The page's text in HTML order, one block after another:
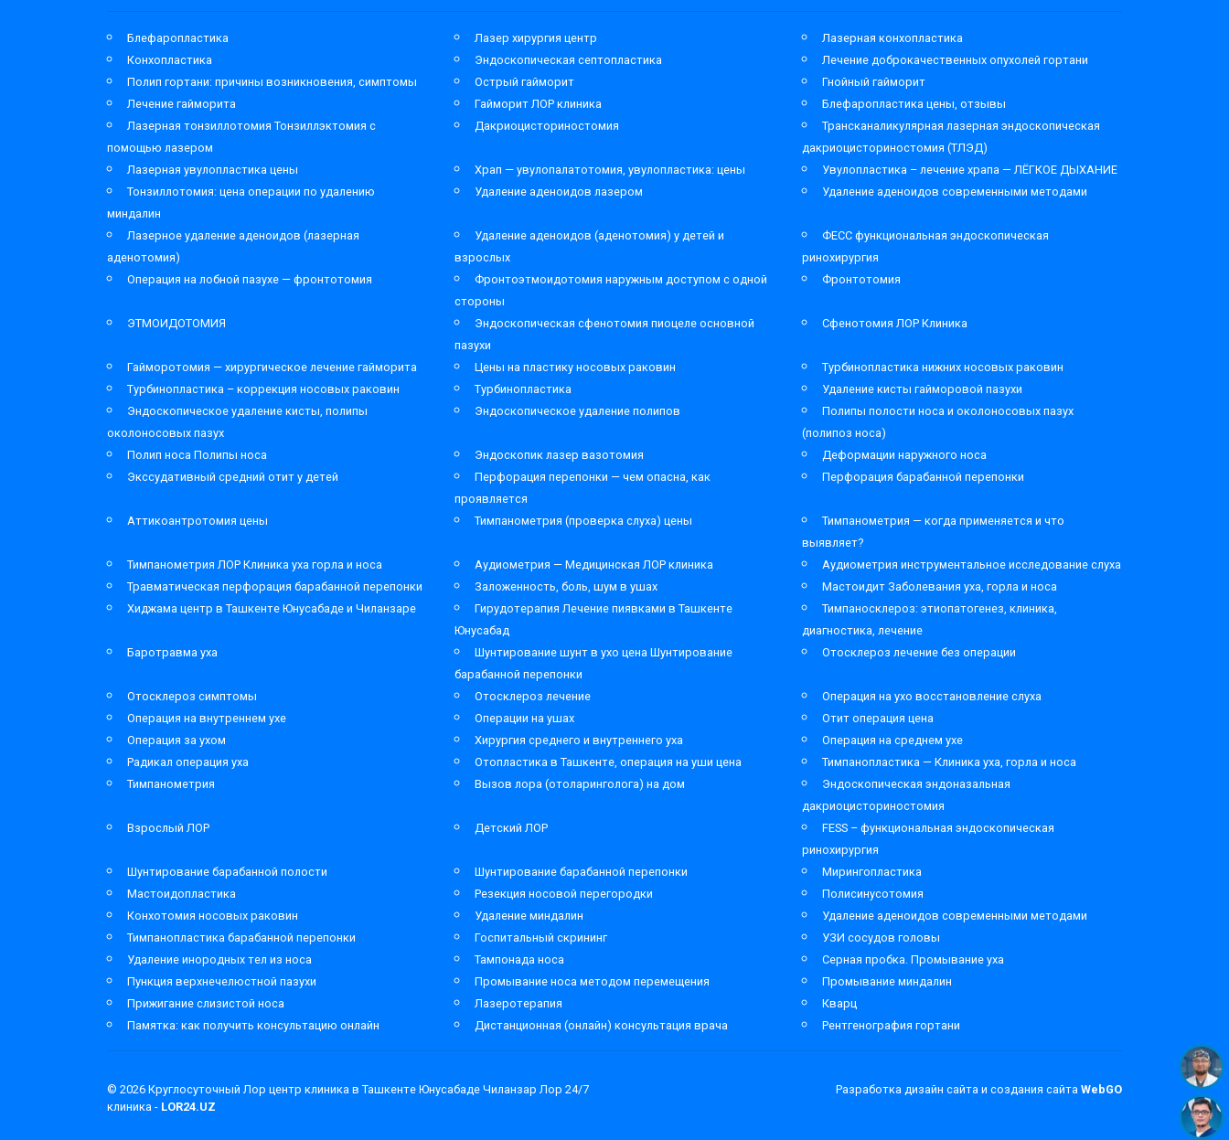
Блефаропластика Лазер хирургия центр
Лазерная конхопластика
Конхопластика
Эндоскопическая септопластика
Лечение доброкачественных опухолей гортани
Полип гортани: причины возникновения, симптомы
Острый гайморит
Гнойный гайморит
Лечение гайморита
Гайморит ЛОР клиника
Блефаропластика цены, отзывы
Лазерная тонзиллотомия Тонзиллэктомия с
помощью лазером
Дакриоцисториностомия
Трансканаликулярная лазерная эндоскопическая
дакриоцисториностомия (ТЛЭД)
Лазерная увулопластика цены
Храп — увулопалатотомия, увулопластика: цены
Увулопластика – лечение храпа — ЛЁГКОЕ ДЫХАНИЕ
Тонзиллотомия: цена операции по удалению
миндалин
Удаление аденоидов лазером Удаление аденоидов современными методами
Лазерное удаление аденоидов (лазерная
аденотомия)
Удаление аденоидов (аденотомия) у детей и
взрослых
ФЕСС функциональная эндоскопическая
ринохирургия
Операция на лобной пазухе — фронтотомия
Фронтоэтмоидотомия наружным доступом с одной
стороны
Фронтотомия
ЭТМОИДОТОМИЯ
Эндоскопическая сфенотомия пиоцеле основной
пазухи
Сфенотомия ЛОР Клиника
Гайморотомия — хирургическое лечение гайморита Цены на пластику носовых раковин
Турбинопластика нижних носовых раковин
Турбинопластика – коррекция носовых раковин
Турбинопластика
Удаление кисты гайморовой пазухи
Эндоскопическое удаление кисты, полипы
околоносовых пазух
Эндоскопическое удаление полипов
Полипы полости носа и околоносовых пазух
(полипоз носа)
Полип носа Полипы носа
Эндоскопик лазер вазотомия
Деформации наружного носа
Экссудативный средний отит у детей
Перфорация перепонки — чем опасна, как
проявляется
Перфорация барабанной перепонки
Аттикоантротомия цены Тимпанометрия (проверка слуха) цены
Тимпанометрия — когда применяется и что
выявляет?
Тимпанометрия ЛОР Клиника уха горла и носа
Аудиометрия — Медицинская ЛОР клиника
Аудиометрия инструментальное исследование слуха
Травматическая перфорация барабанной перепонки
Заложенность, боль, шум в ушах
Мастоидит Заболевания уха, горла и носа
Хиджама центр в Ташкенте Юнусабаде и Чиланзаре
Гирудотерапия Лечение пиявками в Ташкенте
Юнусабад
Тимпаносклероз: этиопатогенез, клиника,
диагностика, лечение
Баротравма уха
Шунтирование шунт в ухо цена Шунтирование
барабанной перепонки
Отосклероз лечение без операции
Отосклероз симптомы Отосклероз лечение
Операция на ухо восстановление слуха
Операция на внутреннем ухе
Операции на ушах
Отит операция цена
Операция за ухом
Хирургия среднего и внутреннего уха
Операция на среднем ухе
Радикал операция уха
Отопластика в Ташкенте, операция на уши цена
Тимпанопластика — Клиника уха, горла и носа
Тимпанометрия
Вызов лора (отоларинголога) на дом
Эндоскопическая эндоназальная
дакриоцисториностомия
Взрослый ЛОР
Детский ЛОР
FESS – функциональная эндоскопическая
ринохирургия
Шунтирование барабанной полости
Шунтирование барабанной перепонки
Мирингопластика
Мастоидопластика
Резекция носовой перегородки
Полисинусотомия
Конхотомия носовых раковин
Удаление миндалин
Удаление аденоидов современными методами
Тимпанопластика барабанной перепонки
Госпитальный скрининг
УЗИ сосудов головы
Удаление инородных тел из носа
Тампонада носа
Серная пробка. Промывание уха
Пункция верхнечелюстной пазухи
Промывание носа методом перемещения
Промывание миндалин
Прижигание слизистой носа
Лазеротерапия
Кварц
Памятка: как получить консультацию онлайн
Дистанционная (онлайн) консультация врача Рентгенография гортани
© 2026 Круглосуточный Лор центр клиника в Ташкенте Юнусабаде Чиланзар Лор 24/7
клиника - LOR24.UZ
Разработка дизайн сайта и создания сайта WebGO